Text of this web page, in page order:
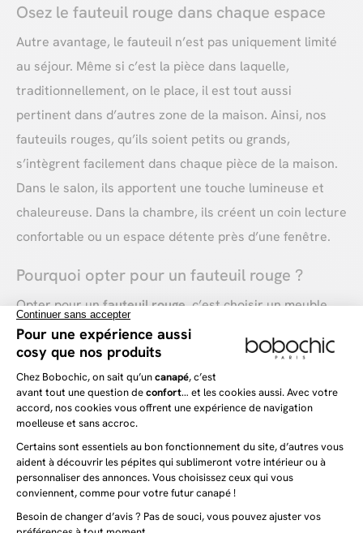
Osez le fauteuil rouge dans chaque espace
Autre avantage, le fauteuil n’est pas uniquement limité
au séjour. Même si c’est la pièce dans laquelle,
traditionnellement, on le place, il est tout aussi
pertinent dans d’autres zone de la maison. Ainsi, nos
fauteuils rouges, qu’ils soient petits ou grands,
s’intègrent facilement dans chaque pièce de la maison.
Dans le salon, ils apportent une touche lumineuse et
chaleureuse. Dans la chambre, ils créent un coin lecture
confortable ou un espace détente près d’une fenêtre.
Pourquoi opter pour un fauteuil rouge ?
Opter pour unfauteuil rouge, c’est choisir un meuble
qui attire le regard et ajoute une touche de dynamisme
à votre décoration. Symbole de passion et d’énergie, le
rouge réveille un intérieur et s'associe à merveille avec
des murs blancs pour un contraste audacieux. Combiné
à des teintes neutres comme le gris ou le beige, il
apporte profondeur et élégance à votre décoration.
Polyvalent, lefauteuil rouges'intègre à tous les styles :
dans un décor classique, il évoque raffinement et
sophistication ; dans un environnement contemporain, il